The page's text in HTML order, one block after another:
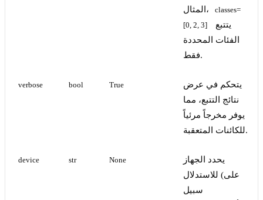
المثال،
classes=
[0, 2, 3]
الفئات المحددة
فقط.
verbose bool True
يتحكم في عرض
نتائج التتبع، مما
يوفر مخرجاً مرئياً
للكائنات المتعقبة.
device str None
يحدد الجهاز
للاستدلال (على
سبيل